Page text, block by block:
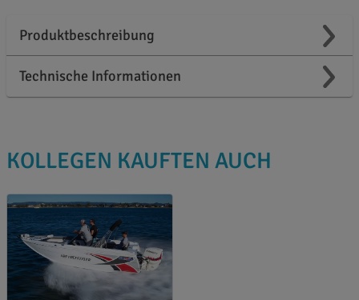
Produktbeschreibung
Technische Informationen
KOLLEGEN KAUFTEN AUCH